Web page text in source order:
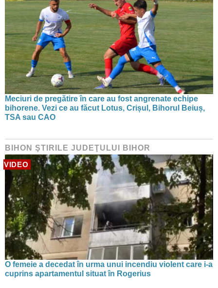
Meciuri de pregătire în care au fost angrenate echipe
bihorene. Vezi ce au făcut Lotus, Crișul, Bihorul Beiuș,
TSA sau CAO
BIHON ŞTIRILE JUDEŢULUI BIHOR
VIDEO
O femeie a decedat în urma unui incendiu violent care i-a
cuprins apartamentul situat în Rogerius